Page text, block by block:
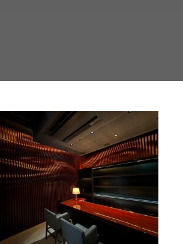
記事一覧
で「ものづくり」のデザイン担当 24H＝楽しい